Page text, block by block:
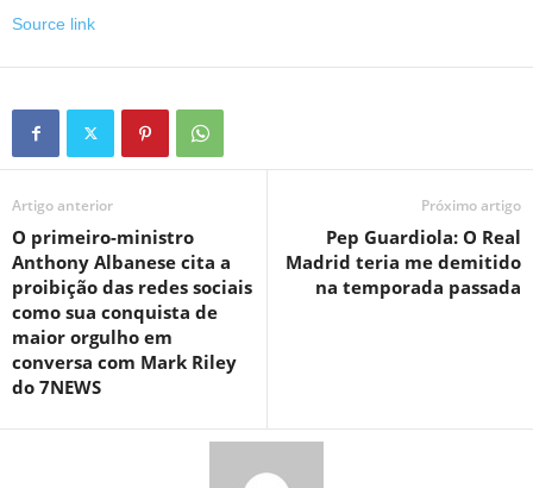
Source link
Artigo anterior
O primeiro-ministro
Anthony Albanese cita a
proibição das redes sociais
como sua conquista de
maior orgulho em
conversa com Mark Riley
do 7NEWS
Próximo artigo
Pep Guardiola: O Real
Madrid teria me demitido
na temporada passada